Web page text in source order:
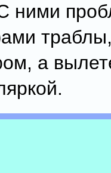
ними
а